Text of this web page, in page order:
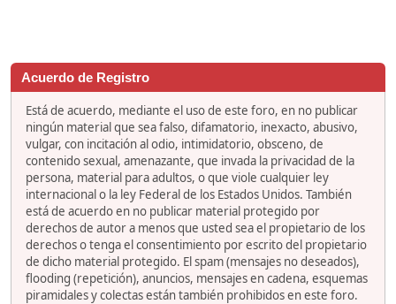
Acuerdo de Registro
Está de acuerdo, mediante el uso de este foro, en no publicar
ningún material que sea falso, difamatorio, inexacto, abusivo,
vulgar, con incitación al odio, intimidatorio, obsceno, de
contenido sexual, amenazante, que invada la privacidad de la
persona, material para adultos, o que viole cualquier ley
internacional o la ley Federal de los Estados Unidos. También
está de acuerdo en no publicar material protegido por
derechos de autor a menos que usted sea el propietario de los
derechos o tenga el consentimiento por escrito del propietario
de dicho material protegido. El spam (mensajes no deseados),
flooding (repetición), anuncios, mensajes en cadena, esquemas
piramidales y colectas están también prohibidos en este foro.